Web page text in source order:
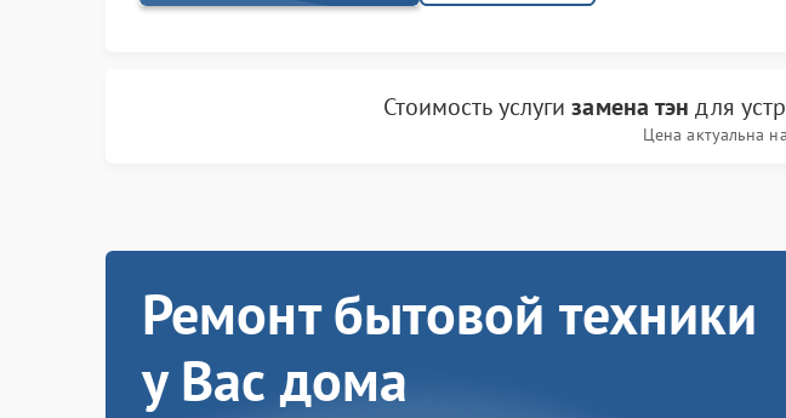
Стоимость услугизамена тэн для
Цена актуальна
Ремонт бытовой техники
у Вас дома